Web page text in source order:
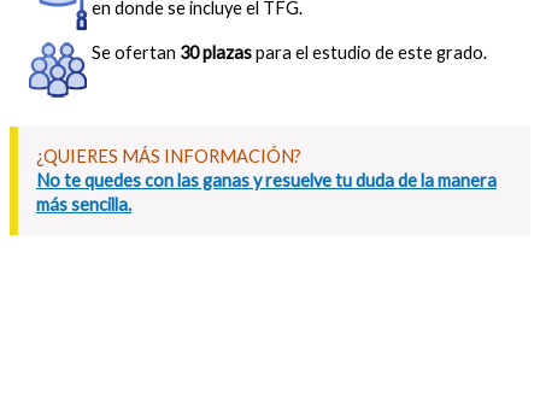
en donde se incluye el TFG.
Se ofertan 30 plazaspara el estudio de este grado.
¿QUIERES MÁS INFORMACIÓN?
No te quedes con las ganas y resuelve tu duda de la manera
más sencilla.